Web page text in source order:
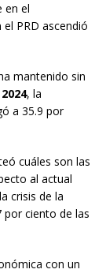
en el
PRD ascendió
mantenido sin
, la
a 35.9 por
cuáles son las
al actual
crisis de la
por ciento de las
con un